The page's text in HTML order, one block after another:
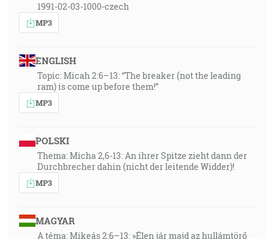
1991-02-03-1000-czech
MP3
ENGLISH
Topic: Micah 2:6–13: “The breaker (not the leading
ram) is come up before them!”
MP3
POLSKI
Thema: Micha 2,6-13: An ihrer Spitze zieht dann der
Durchbrecher dahin (nicht der leitende Widder)!
MP3
MAGYAR
A téma: Mikeás 2:6–13: »Élen jár majd az hullámtörő